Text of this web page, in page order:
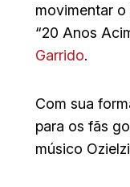
movimentar
“20 Anos
Garrido.
Com sua
para os fãs
músico